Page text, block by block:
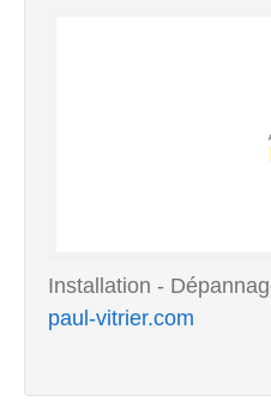
Installation -
paul-vitrier.com